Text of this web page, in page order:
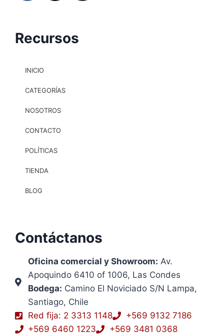
Contáctanos
Oficina comercial y Showroom: Av.
Apoquindo 6410 of 1006, Las Condes
Bodega: Camino El Noviciado S/N Lampa,
Santiago, Chile
Red fija: 2 3313 1148
+569 9132 7186
+569 6460 1223
+569 3481 0368
Recursos
INICIO
CATEGORÍAS
NOSOTROS
CONTACTO
POLÍTICAS
TIENDA
BLOG